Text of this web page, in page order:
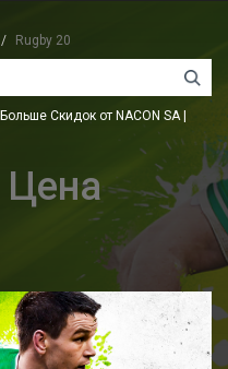
Rugby 20
Больше Скидок от NACON SA
Цена